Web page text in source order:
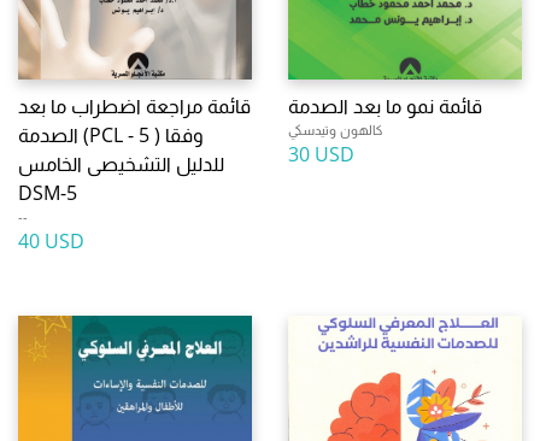
قائمة مراجعة اضطراب ما بعد
الصدمة (PCL - 5 ) وفقا
للدليل التشخيصى الخامس
DSM-5
--
40 USD
قائمة نمو ما بعد الصدمة
كالهون وتيدسكي
30 USD